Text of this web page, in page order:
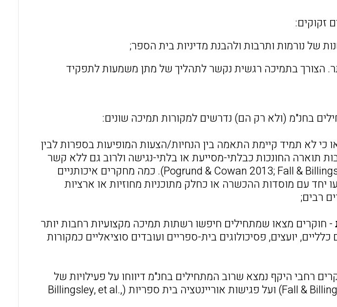
זקוקים:
הצורך בתמיכה רגשית נקשר לתהליך של מתן משמעות לתפקיד
בחנ"מ (ולא רק הם) נדרשים למקורות תמיכה שונים:
כי לא תמיד קיימת התאמה בין הנחיות/הצעות המופיעות בספרות לבין
תוארה החונכות כבלתי-מסייעת או בלתי-נגישה ולרוב גם ללא קשר
לצרכי המורים המתחילים (Pogrund & Cowan 2013; Fall & Billingsley, 2011). כמה מחקרים איכותניים
יחד עם מוסדות ההכשרה או כחלק מתוכניות מחוזיות או ארציות
- חוקרים מצאו שמתחילים חיפשו רשתות תמיכה מקצועיות רחבות יותר
יועצים, פסיכולוגים בית-ספריים ועובדים סוציאליים כמקורות
רחבי היקף נמצא שרוב המתחילים בחנ"מ דיווחו על פעילויות של
פיתוח צוות בבית הספר (Fall & Billingsley, 2011) ועל פגישות אוריינטציה בית ספריות (Billingsley, et al.,